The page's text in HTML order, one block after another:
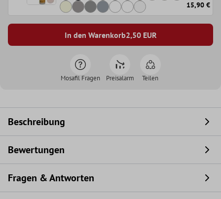
15,90 €
In den Warenkorb2,50EUR
Mosafil Fragen Preisalarm Teilen
Beschreibung
Bewertungen
Fragen & Antworten